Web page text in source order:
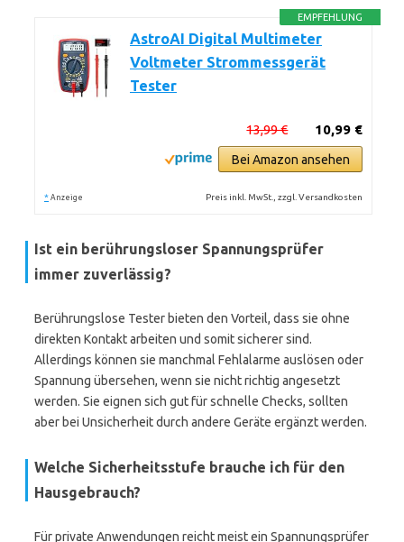
EMPFEHLUNG
AstroAI Digital Multimeter
Voltmeter Strommessgerät
Tester
10,99 €
13,99 €
Bei Amazon ansehen
* Anzeige Preis inkl. MwSt., zzgl. Versandkosten
Ist ein berührungsloser Spannungsprüfer
immer zuverlässig?
Berührungslose Tester bieten den Vorteil, dass sie ohne
direkten Kontakt arbeiten und somit sicherer sind.
Allerdings können sie manchmal Fehlalarme auslösen oder
Spannung übersehen, wenn sie nicht richtig angesetzt
werden. Sie eignen sich gut für schnelle Checks, sollten
aber bei Unsicherheit durch andere Geräte ergänzt werden.
Welche Sicherheitsstufe brauche ich für den
Hausgebrauch?
Für private Anwendungen reicht meist ein Spannungsprüfer